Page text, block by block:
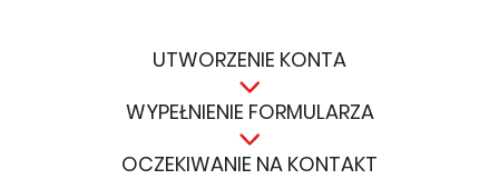
UTWORZENIE KONTA
WYPEŁNIENIE FORMULARZA
OCZEKIWANIE NA KONTAKT